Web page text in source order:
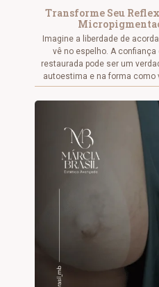
Transforme Seu
Imagine a liberdade de
vê no espelho. A
restaurada pode ser um
autoestima e na forma como